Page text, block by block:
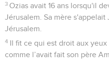
3 Ozias avait 16 ans lorsqu'il
Jérusalem. Sa mère
Jérusalem.
4 Il fit ce qui est droit aux
comme l’avait fait son père